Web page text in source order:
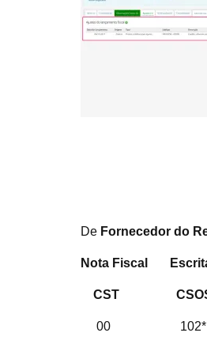
De Fornecedor do
Nota Fiscal
CST
00 102*